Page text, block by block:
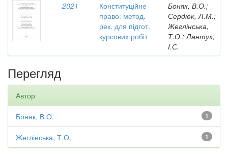
2021
Конституційне
право: метод.
рек. для підгот.
курсових робіт
Боняк, В.О.;
Сердюк, Л.М.;
Жеглінська,
Т.О.; Лантух,
І.С.
Перегляд
Автор
1
Боняк, В.О.
1
Жеглінська, Т.О.